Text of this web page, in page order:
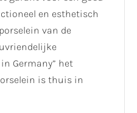
en esthetisch
van de
Germany” het
is thuis in